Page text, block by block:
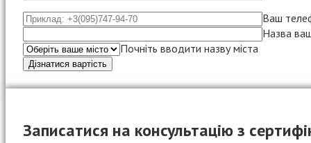
Ваш
Назва
Почніть вводити назву міста
Записатися на консультацію з